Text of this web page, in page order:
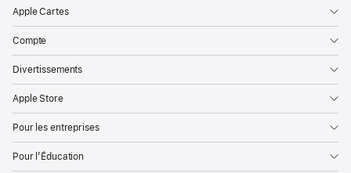
Apple Cartes
Compte
Divertissements
Apple Store
Pour les entreprises
Pour l’Éducation